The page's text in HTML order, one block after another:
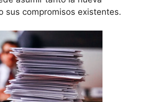
sus compromisos existentes.